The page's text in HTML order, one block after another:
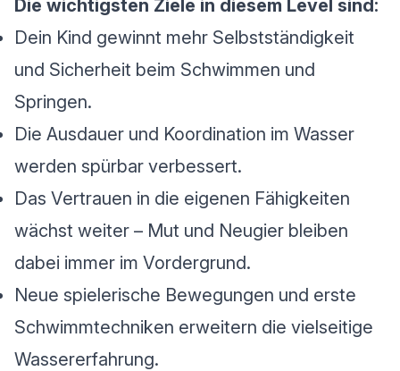
Die wichtigsten Ziele in diesem Level sind:
Dein Kind gewinnt mehr Selbstständigkeit
und Sicherheit beim Schwimmen und
Springen.
Die Ausdauer und Koordination im Wasser
werden spürbar verbessert.
Das Vertrauen in die eigenen Fähigkeiten
wächst weiter – Mut und Neugier bleiben
dabei immer im Vordergrund.
Neue spielerische Bewegungen und erste
Schwimmtechniken erweitern die vielseitige
Wassererfahrung.